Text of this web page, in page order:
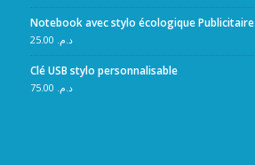
Notebook avec stylo écologique Publicitaire
د.م.
Clé USB stylo personnalisable
د.م.